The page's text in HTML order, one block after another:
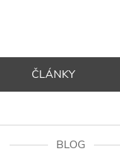
ČLÁNKY
BLOG